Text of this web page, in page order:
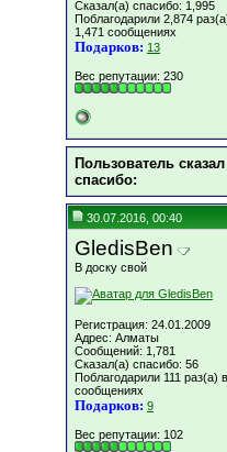
Сказал(а) спасибо: 1,995
Поблагодарили 2,874
1,471 сообщениях
Подарков: 13
Вес репутации: 230
Пользователь сказал
cпасибо:
30.07.2016, 00:40
GledisBen
В доску свой
Регистрация: 24.01.2009
Адрес: Алматы
Сообщений: 1,781
Сказал(а) спасибо: 56
Поблагодарили 111 раз(а)
сообщениях
Подарков: 9
Вес репутации: 102